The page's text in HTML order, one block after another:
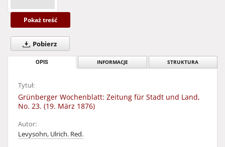
Pokaż treść
Pobierz
OPIS INFORMACJE STRUKTURA
Tytuł:
Grünberger Wochenblatt: Zeitung für Stadt und Land,
No. 23. (19. März 1876)
Autor:
Levysohn, Ulrich. Red.